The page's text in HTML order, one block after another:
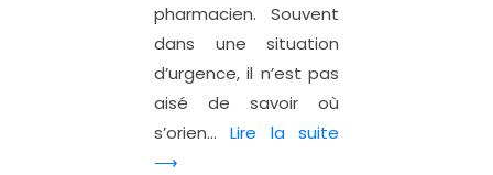
pharmacien. Souvent
dans une situation
d’urgence, il n’est pas
aisé de savoir où
s’orien...Lire la suite
⟶